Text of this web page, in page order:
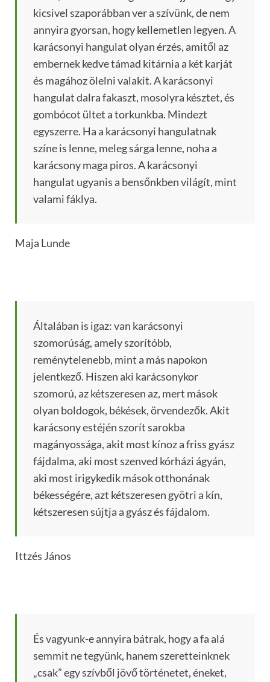
kicsivel szaporábban ver a szívünk, de nem
annyira gyorsan, hogy kellemetlen legyen. A
karácsonyi hangulat olyan érzés, amitől az
embernek kedve támad kitárnia a két karját
és magához ölelni valakit. A karácsonyi
hangulat dalra fakaszt, mosolyra késztet, és
gombócot ültet a torkunkba. Mindezt
egyszerre. Ha a karácsonyi hangulatnak
színe is lenne, meleg sárga lenne, noha a
karácsony maga piros. A karácsonyi
hangulat ugyanis a bensőnkben világít, mint
valami fáklya.
Maja Lunde
Általában is igaz: van karácsonyi
szomorúság, amely szorítóbb,
reménytelenebb, mint a más napokon
jelentkező. Hiszen aki karácsonykor
szomorú, az kétszeresen az, mert mások
olyan boldogok, békések, örvendezők. Akit
karácsony estéjén szorít sarokba
magányossága, akit most kínoz a friss gyász
fájdalma, aki most szenved kórházi ágyán,
aki most irigykedik mások otthonának
békességére, azt kétszeresen gyötri a kín,
kétszeresen sújtja a gyász és fájdalom.
Ittzés János
És vagyunk-e annyira bátrak, hogy a fa alá
semmit ne tegyünk, hanem szeretteinknek
„csak” egy szívből jövő történetet, éneket,